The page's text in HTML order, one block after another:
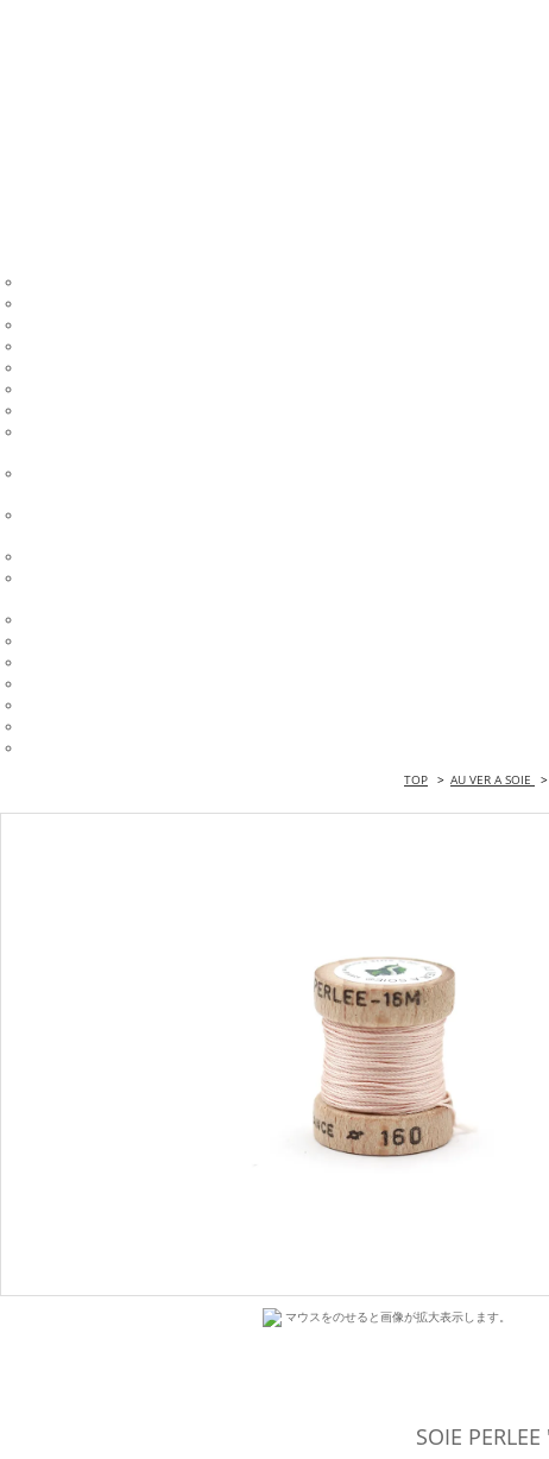
TOP > AU VER A SOIE >
マウスをのせると画像が拡大表示します。
SOIE